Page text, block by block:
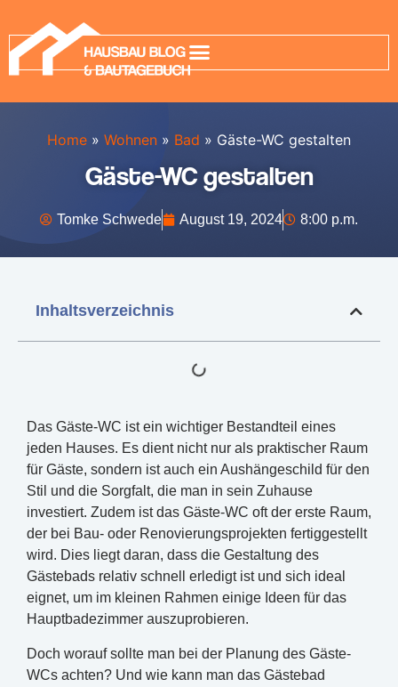
Home » Wohnen » Bad » Gäste-WC gestalten
Gäste-WC gestalten
Tomke Schwede August 19, 2024 8:00 p.m.
Inhaltsverzeichnis
Das Gäste-WC ist ein wichtiger Bestandteil eines
jeden Hauses. Es dient nicht nur als praktischer Raum
für Gäste, sondern ist auch ein Aushängeschild für den
Stil und die Sorgfalt, die man in sein Zuhause
investiert. Zudem ist das Gäste-WC oft der erste Raum,
der bei Bau- oder Renovierungsprojekten fertiggestellt
wird. Dies liegt daran, dass die Gestaltung des
Gästebads relativ schnell erledigt ist und sich ideal
eignet, um im kleinen Rahmen einige Ideen für das
Hauptbadezimmer auszuprobieren.
Doch worauf sollte man bei der Planung des Gäste-
WCs achten? Und wie kann man das Gästebad